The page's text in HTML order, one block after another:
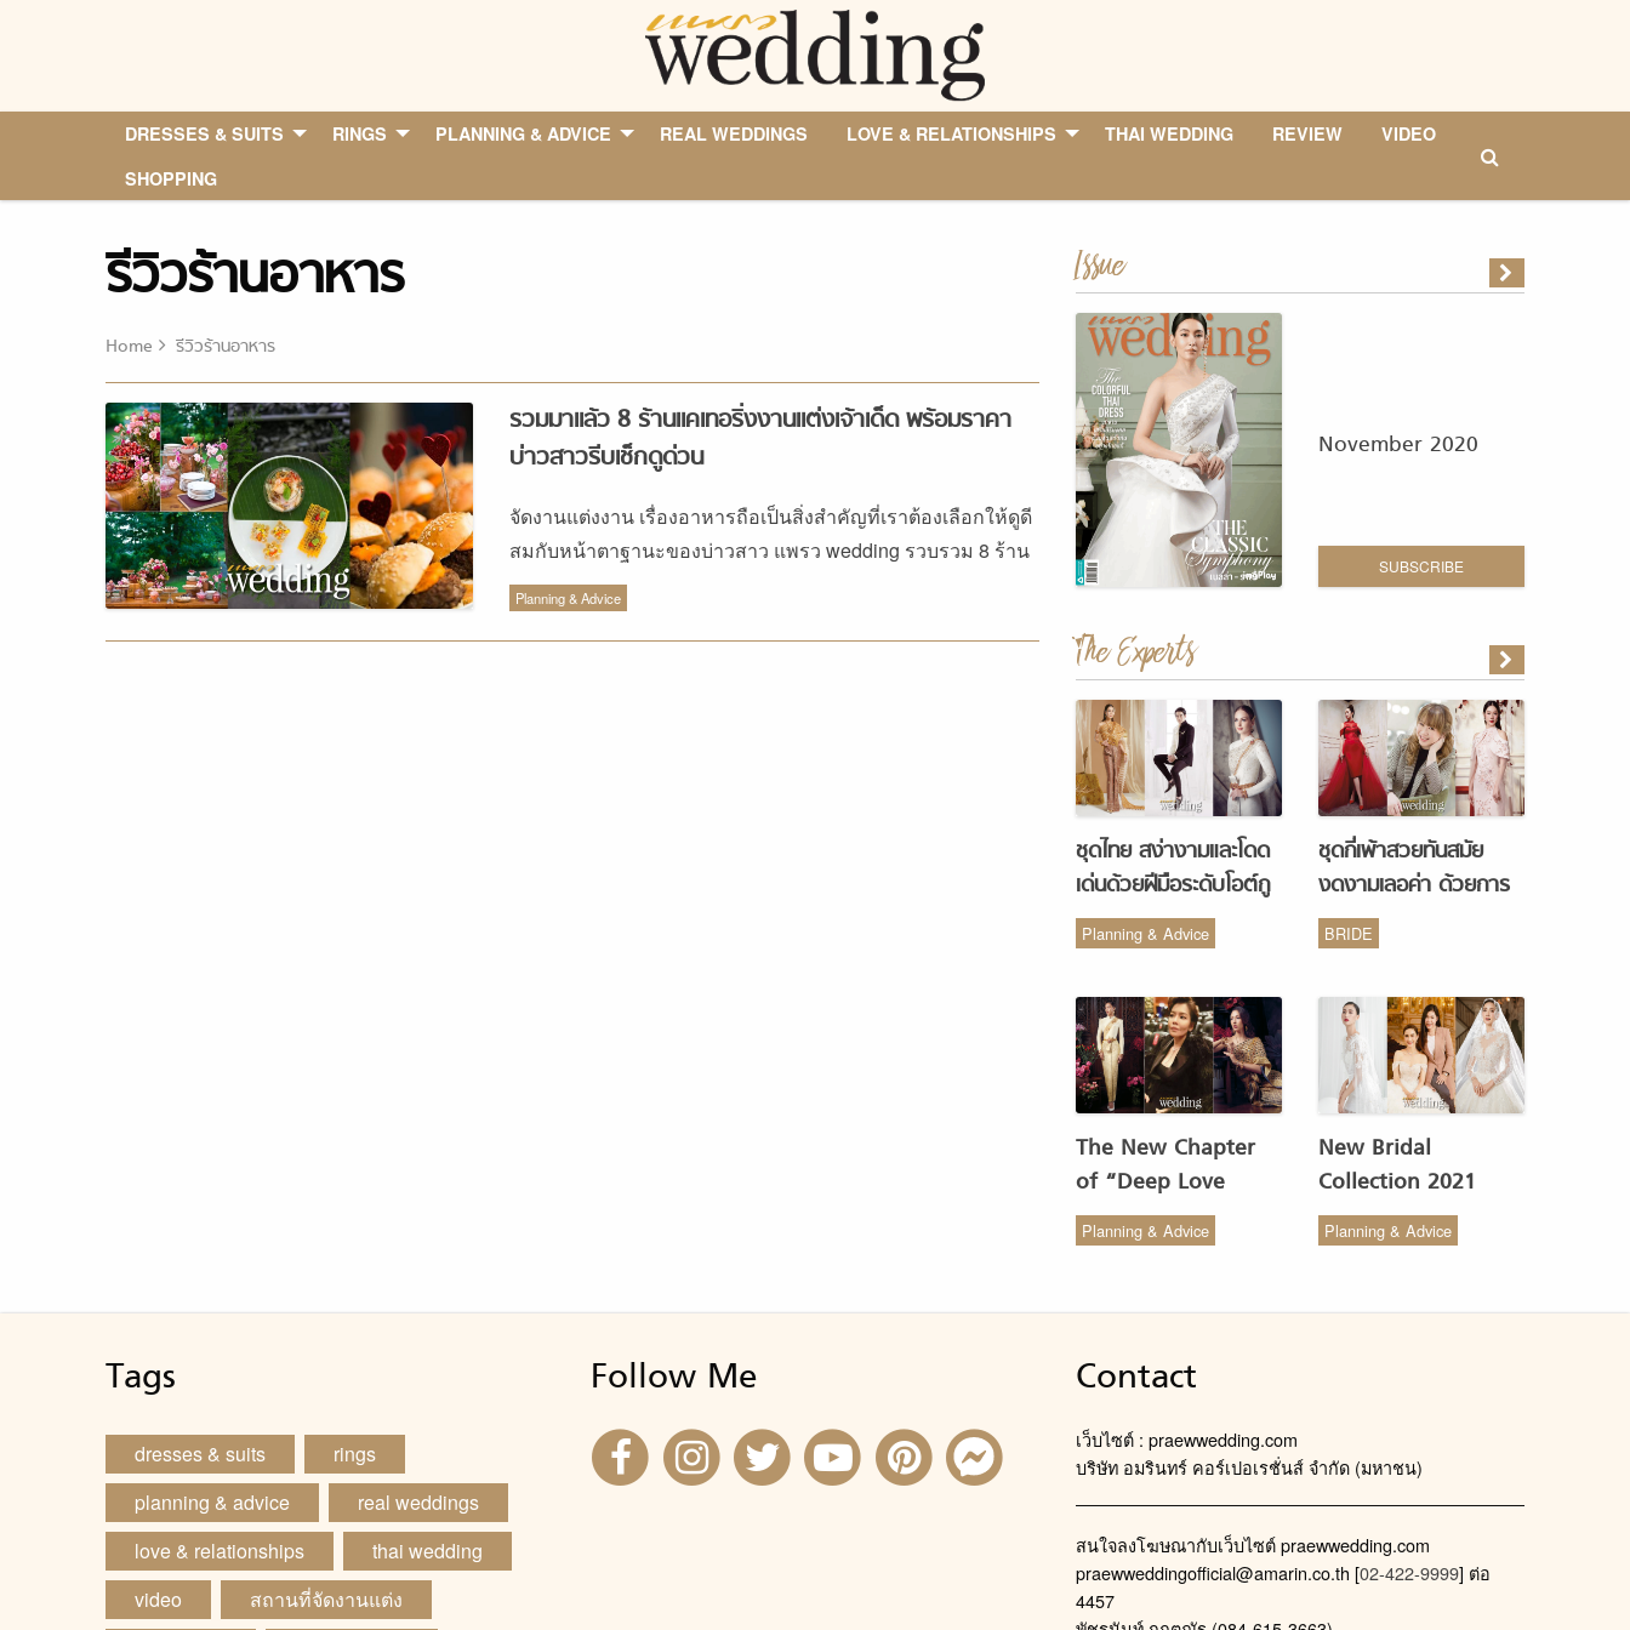
DRESSES & SUITS RINGS PLANNING & ADVICE REAL WEDDINGS LOVE & RELATIONSHIPS THAI WEDDING REVIEW
VIDEO
SHOPPING
รีวิวร้านอาหาร
Home รีวิวร้านอาหาร
รวมมาแล้ว 8 ร้านแคเทอริ่งงานแต่งเจ้าเด็ด พร้อมราคา
บ่าวสาวรีบเช็กดูด่วน
จัดงานแต่งงาน เรื่องอาหารถือเป็นสิ่งสำคัญที่เราต้องเลือกให้ดูดี
สมกับหน้าตาฐานะของบ่าวสาว แพรว wedding รวบรวม 8 ร้าน
Catering พร้อมราคามาฝากกัน
Planning & Advice
Issue
November 2020
SUBSCRIBE
The Experts
ชุดไทย สง่างามและโดด
เด่นด้วยฝีมือระดับโอต์กู
ตูร์ จากห้องเสื้อ Vanus
Couture
Planning & Advice
ชุดกี่เพ้าสวยทันสมัย
งดงามเลอค่า ด้วยการ
รังสรรค์จากห้องเสื้อ
Monique Wedding
BRIDE
The New Chapter
of “Deep Love
Wedding Studio” :
รังสรรค์ผ้าทอของไทยให้
Planning & Advice
New Bridal
Collection 2021
from COCO CHIC
สวย เรียบง่าย สไตล์มินิ
Planning & Advice
Tags
dresses & suits
rings
planning & advice
real weddings
love & relationships
thai wedding
video
สถานที่จัดงานแต่ง
Follow Me Contact
เว็บไซต์ : praewwedding.com
บริษัท อมรินทร์ คอร์เปอเรชั่นส์ จำกัด (มหาชน)
สนใจลงโฆษณากับเว็บไซต์ praewwedding.com
praewweddingofficial@amarin.co.th [02-422-9999] ต่อ
4457